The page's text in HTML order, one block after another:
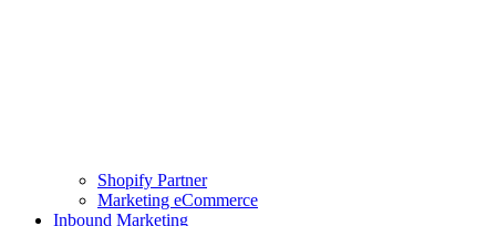
Shopify Partner
Marketing eCommerce
Inbound Marketing